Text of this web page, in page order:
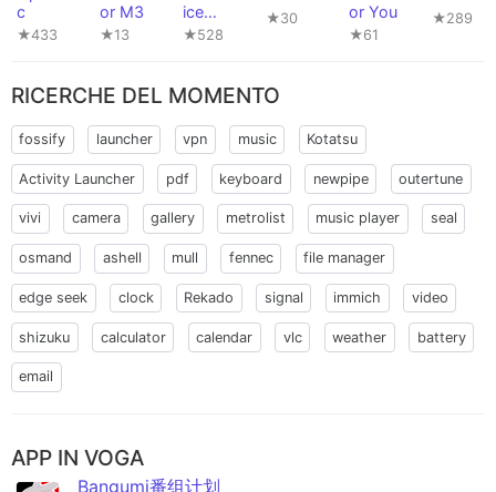
c
★433
or M3
★13
ice
Semplic
★528
★30
or You
★61
★289
RICERCHE DEL MOMENTO
fossify launcher vpn music Kotatsu
Activity Launcher pdf keyboard newpipe outertune
vivi camera gallery metrolist music player seal
osmand ashell mull fennec file manager
edge seek clock Rekado signal immich video
shizuku calculator calendar vlc weather battery
email
APP IN VOGA
Bangumi番组计划